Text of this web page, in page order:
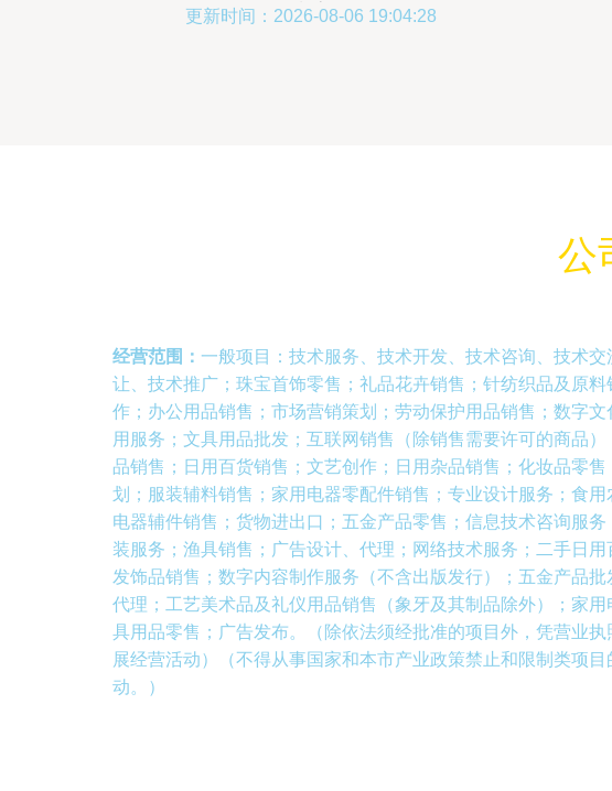
潮流
更新时间：2026-08-06 19:04:28
公
经营范围： 一般项目：技术服务、技术开发、技术咨询、技术交
让、技术推广；珠宝首饰零售；礼品花卉销售；针纺织品及原料
作；办公用品销售；市场营销策划；劳动保护用品销售；数字文
用服务；文具用品批发；互联网销售（除销售需要许可的商品）
品销售；日用百货销售；文艺创作；日用杂品销售；化妆品零售
划；服装辅料销售；家用电器零配件销售；专业设计服务；食用
电器辅件销售；货物进出口；五金产品零售；信息技术咨询服务
装服务；渔具销售；广告设计、代理；网络技术服务；二手日用
发饰品销售；数字内容制作服务（不含出版发行）；五金产品批
代理；工艺美术品及礼仪用品销售（象牙及其制品除外）；家用
具用品零售；广告发布。（除依法须经批准的项目外，凭营业执
展经营活动）（不得从事国家和本市产业政策禁止和限制类项目
动。）